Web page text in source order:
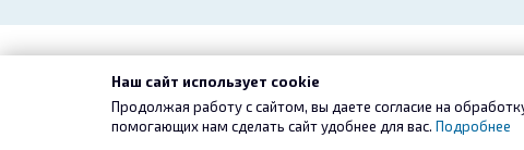
2026 freelance.boutique
Наш сайт использует cookie
Продолжая работу с сайтом, вы даете согласие на
помогающих нам сделать сайт удобнее для вас. Подробнее